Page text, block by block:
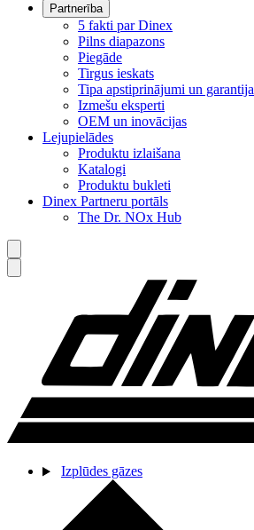
Partnerība
5 fakti par Dinex
Pilns diapazons
Piegāde
Tirgus ieskats
Tipa apstiprinājumi un garantija
Izmešu eksperti
OEM un inovācijas
Lejupielādes
Produktu izlaišana
Katalogi
Produktu bukleti
Dinex Partneru portāls
The Dr. NOx Hub
Izplūdes gāzes